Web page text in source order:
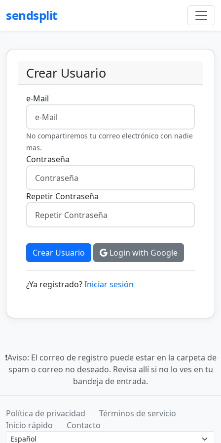
sendsplit
Crear Usuario
e-Mail
No compartiremos tu correo electrónico con nadie
mas.
Contraseña
Repetir Contraseña
Crear Usuario Login with Google
¿Ya registrado?Iniciar sesión
❗Aviso: El correo de registro puede estar en la carpeta de
spam o correo no deseado. Revisa allí si no lo ves en tu
bandeja de entrada.
Política de privacidad
Términos de servicio
Inicio rápido
Contacto
Language